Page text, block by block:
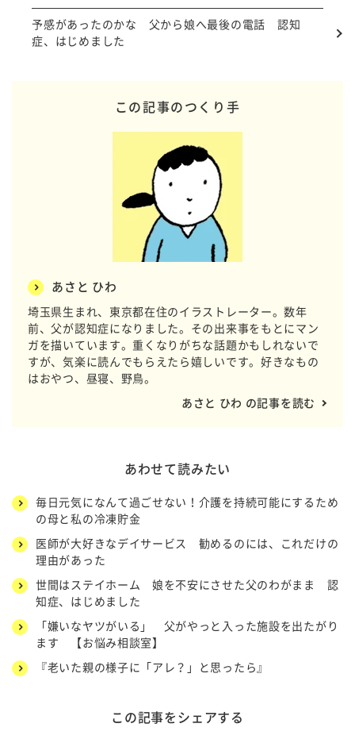
予感があったのかな 父から娘へ最後の電話 認知
症、はじめました
この記事のつくり手
あさと ひわ
埼玉県生まれ、東京都在住のイラストレーター。数年
前、父が認知症になりました。その出来事をもとにマン
ガを描いています。重くなりがちな話題かもしれないで
すが、気楽に読んでもらえたら嬉しいです。好きなもの
はおやつ、昼寝、野鳥。
あさと ひわ の記事を読む
あわせて読みたい
毎日元気になんて過ごせない！介護を持続可能にするため
の母と私の冷凍貯金
医師が大好きなデイサービス 勧めるのには、これだけの
理由があった
世間はステイホーム 娘を不安にさせた父のわがまま 認
知症、はじめました
「嫌いなヤツがいる」 父がやっと入った施設を出たがり
ます 【お悩み相談室】
『老いた親の様子に「アレ？」と思ったら』
この記事をシェアする